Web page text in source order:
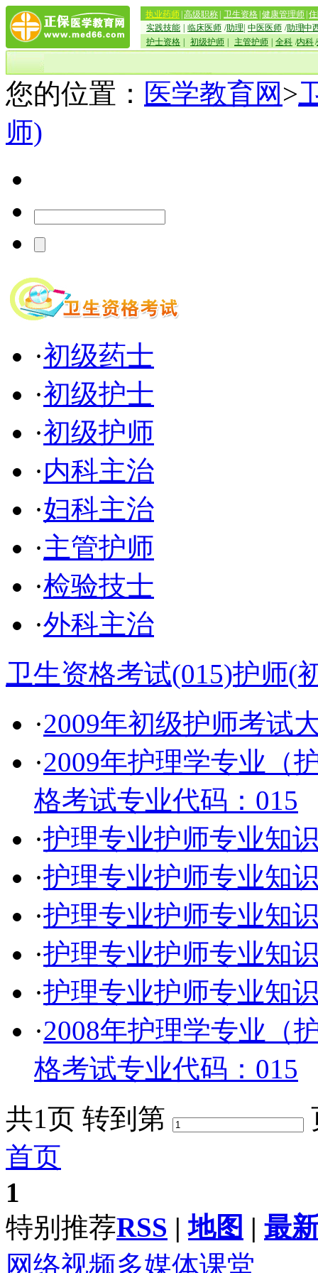
执业药师 高级职称 卫生资格 健康管理师
实践技能
临床医师 /助理 中医医师 /助理|中
护士资格
初级护师 主管护师 全科 /内科/
您的位置： 医学教育网 >
师)
·初级药士
·初级护士
·初级护师
·内科主治
·妇科主治
·主管护师
·检验技士
·外科主治
卫生资格考试(015)护师(
·2009年初级护师考试
·2009年护理学专业
格考试专业代码：015
·护理专业护师专业知
·护理专业护师专业知
·护理专业护师专业知
·护理专业护师专业知
·护理专业护师专业知
·2008年护理学专业
格考试专业代码：015
共1页 转到第
首页
1
特别推荐RSS |地图 | 最
网络视频多媒体课堂